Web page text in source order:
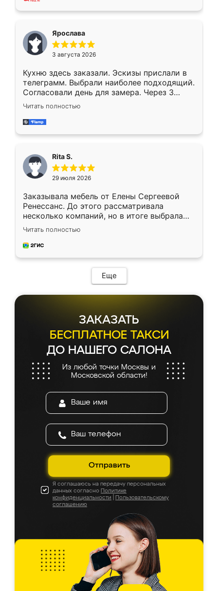
Ярослава
3 августа 2026
Кухню здесь заказали. Эскизы прислали в
телеграмм. Выбрали наиболее подходящий.
Согласовали день для замера. Через 3
недели кухня была уже готова. Остались
довольны работой. Спасибо Ренессанс
мебель за качественную работу!
Читать полностью
Rita S.
29 июля 2026
Заказывала мебель от Елены Сергеевой
Ренессанс. До этого рассматривала
несколько компаний, но в итоге выбрала
эту. Сначала обговорили условия, потом
приехал замерщик, всё спокойно объяснил
и снял размеры. Изготовили в срок, с
мебель сразу встала на свое место без
каких-либо доработок. Качеством осталась
довольна, все выглядит так, как и ожидала.
Читать полностью
Еще
ЗАКАЗАТЬ
БЕСПЛАТНОЕ ТАКСИ
ДО НАШЕГО САЛОНА
Из любой точки Москвы и
Московской области!
Отправить
Я соглашаюсь на передачу персональных
данных согласно Политике
конфиденциальности
Пользовательскому
соглашению